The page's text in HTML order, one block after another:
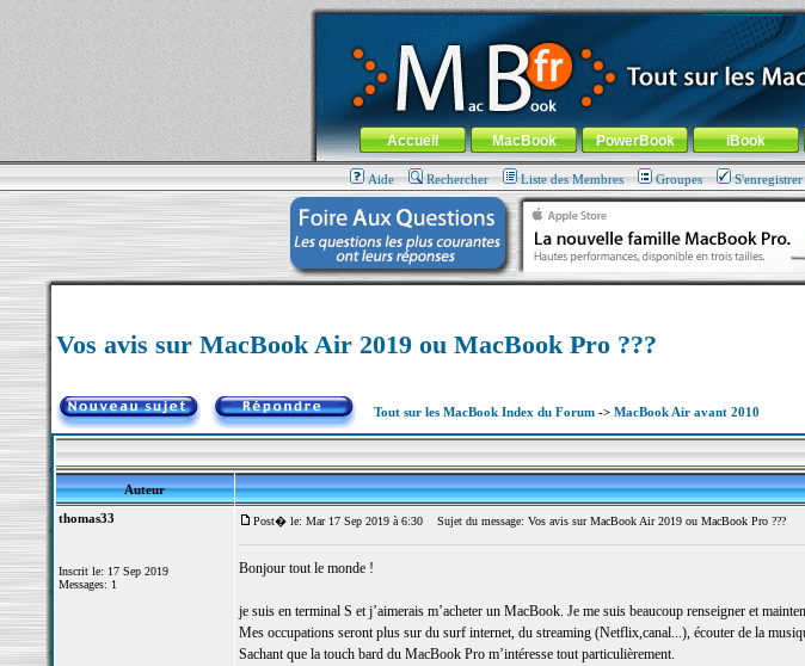
MacBook-fr.com : 100% Apple... 100% nomade !
Aller au contenu-Aller au menu général-Aller au menu de la
Menu général
Accueil MacBook PowerBook iBook
Aide Rechercher Liste des Membres Groupes S'enregistrer
Vos avis sur MacBook Air 2019 ou MacBook Pro ???
Tout sur les MacBook Index du Forum-> MacBook Air avant 2010
Auteur
thomas33
Inscrit le: 17 Sep 2019
Messages: 1
Post� le: Mar 17 Sep 2019 à 6:30 Sujet du message: Vos avis sur MacBook Air 2019 ou MacBook Pro ???
Bonjour tout le monde !
je suis en terminal S et j’aimerais m’acheter un MacBook. Je me suis beaucoup renseigner et
Mes occupations seront plus sur du surf internet, du streaming (Netflix,canal...), écouter de la
Sachant que la touch bard du MacBook Pro m’intéresse tout particulièrement.